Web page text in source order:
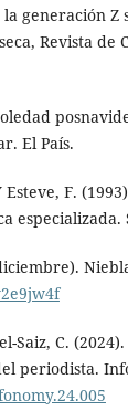
generación Z
Revista de
El País.
F.
especializada.
Saiz, C.
periodista.